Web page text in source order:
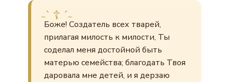
Боже! Создатель всех тварей,
прилагая милость к милости, Ты
соделал меня достойной быть
матерью семейства; благодать Твоя
даровала мне детей, и я дерзаю